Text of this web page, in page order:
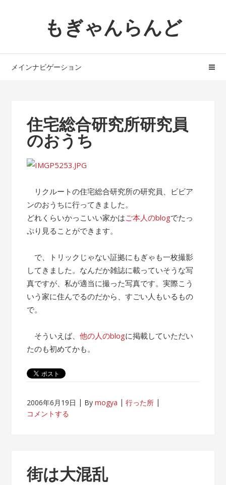
ョ
へ
もぎゃんらんど
メインナビゲーション
住宅総合研究所研究員
のおうち
リクルートの住宅総合研究所の研究員、ビビア
ンのおうちに行ってきました。
どれくらいかっこいい家かはご本人のblogでたっ
ぷり見ることができます。
で、トリックじゃない証拠にもぎゃも一枚撮影
してきました。なんだか雑誌に載っていそうな写
真ですが、私が適当に撮った写真です。実際こう
いう家に住んでるのだから、すごい人もいるもの
で。
そういえば、他の人のblogに掲載していただい
たのも初めてかも。
2006年6月19日 Bymogya
行った所
コメントする
街は大混乱